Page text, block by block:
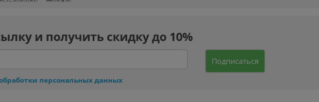
и получить скидку до 10%
Подписаться
персональных данных